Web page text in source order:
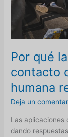
Por qué
contacto
humana
Deja un
Las aplicaciones
dando